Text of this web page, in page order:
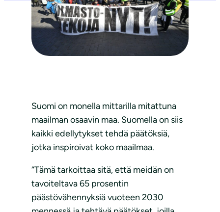
Suomi on monella mittarilla mitattuna
maailman osaavin maa. Suomella on siis
kaikki edellytykset tehdä päätöksiä,
jotka inspiroivat koko maailmaa.
“Tämä tarkoittaa sitä, että meidän on
tavoiteltava 65 prosentin
päästövähennyksiä vuoteen 2030